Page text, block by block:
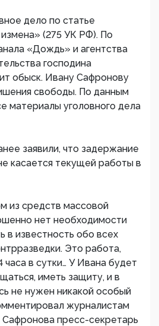
дело по статье
(275 УК РФ). По
«Дождь» и агентства
господина
обыск. Ивану Сафронову
свободы. По данным
материалы уголовного дела
заявили, что задержание
касается текущей работы в
из средств массовой
нет необходимости
в известность обо всех
Это работа,
часа в сутки… У Ивана будет
иметь защиту, и в
не нужен никакой особый
журналистам
пресс-секретарь